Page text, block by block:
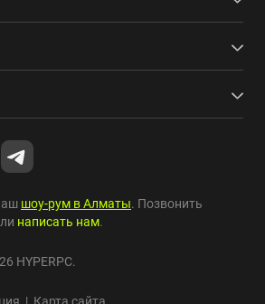
шоу-рум в Алматы. Позвонить
написать нам.
HYPERPC.